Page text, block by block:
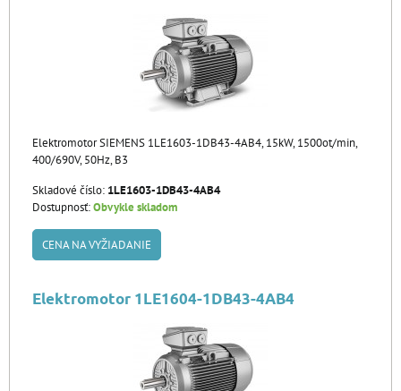
Elektromotor SIEMENS 1LE1603-1DB43-4AB4, 15kW, 1500ot/min,
400/690V, 50Hz, B3
Skladové číslo: 1LE1603-1DB43-4AB4
Dostupnosť:Obvykle skladom
CENA NA VYŽIADANIE
Elektromotor 1LE1604-1DB43-4AB4